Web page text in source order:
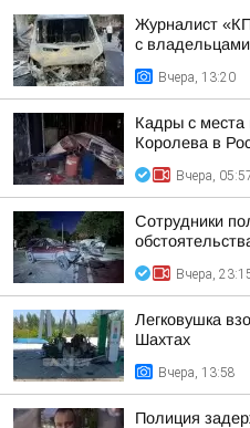
Журналист
с
Вчера, 13:20
Кадры с места
Королева в
Вчера,
Сотрудники
Вчера,
Легковушка
Шахтах
Вчера, 13:58
Полиция